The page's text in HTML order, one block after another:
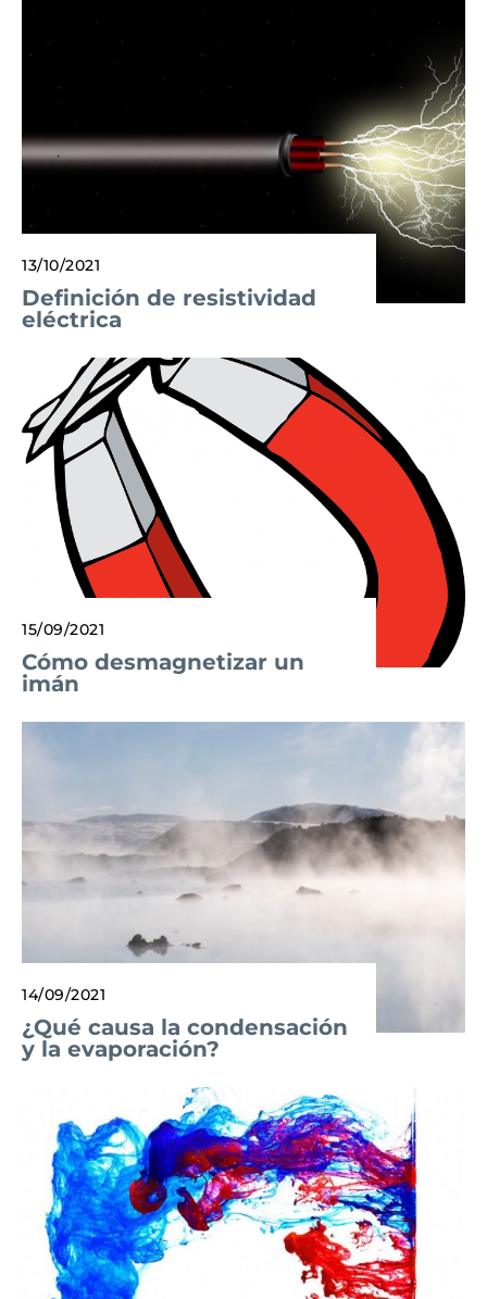
13/10/2021
Definición de resistividad
eléctrica
15/09/2021
Cómo desmagnetizar un
imán
14/09/2021
¿Qué causa la condensación
y la evaporación?